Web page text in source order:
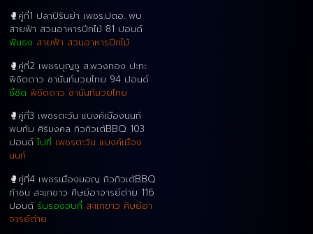
🥊คู่ที่1 ปลาปิรินย่า เพชร.ปตอ. พบ
สายฟ้า สวนอาหารปีกไม้ 81 ปอนด์
ฟันธง สายฟ้า สวนอาหารปีกไม้
🥊คู่ที่2 เพชรบุญชู ส.พวงทอง ปะทะ
พิชิตดาว ชานันท์มวยไทย 94 ปอนด์
ชี้ชัด พิชิตดาว ชานันท์มวยไทย
🥊คู่ที่3 เพชรตะวัน แบงค์เมืองนนท์
พบกับ ศิริมงคล กิวกิวเต้BBQ 103
ปอนด์ไปที่ เพชรตะวัน แบงค์เมือง
นนท์
🥊คู่ที่4 เพชรเมืองมอญ กิวกิวเต้BBQ
ท้าชน สะแกขาว ศิษย์อาจารย์ต่าย 116
ปอนด์ รับรองจบที่ สะแกขาว ศิษย์อา
จารย์ต่าย